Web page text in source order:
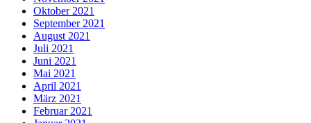
Oktober 2021
September 2021
August 2021
Juli 2021
Juni 2021
Mai 2021
April 2021
März 2021
Februar 2021